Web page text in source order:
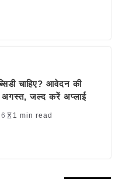
चाहिए? आवेदन की
अगस्त, जल्द करें अप्लाई
1 min read